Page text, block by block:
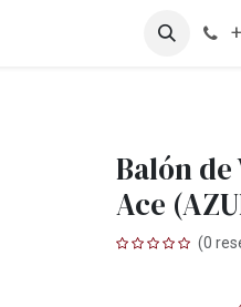
Empleos
Balón
Ace
(0